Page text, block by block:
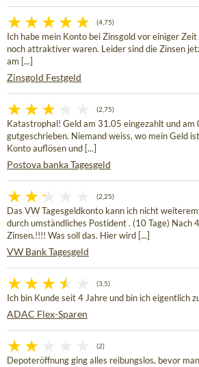
(4,75)
Ich habe mein Konto bei Zinsgold vor einiger
noch attraktiver waren. Leider sind die Zinsen
am [...]
Zinsgold Festgeld
(2,75)
Katastrophal! Geld am 31.05 eingezahlt und
gutgeschrieben. Niemand weiss, wo mein Geld
Konto auflösen und [...]
Postova banka Tagesgeld
(2,25)
Das VW Tagesgeldkonto kann ich nicht
durch umständliches Postident . (10 Tage) Nach
Zinsen.!!!! Was soll das. Hier wird [...]
VW Bank Tagesgeld
(3,5)
Ich bin Kunde seit 4 Jahre und bin ich eigentlich
ADAC Flex-Sparen
(2)
Depoteröffnung ging alles reibungslos, bevor